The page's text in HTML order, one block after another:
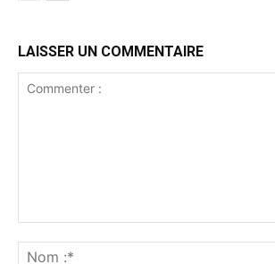
LAISSER UN COMMENTAIRE